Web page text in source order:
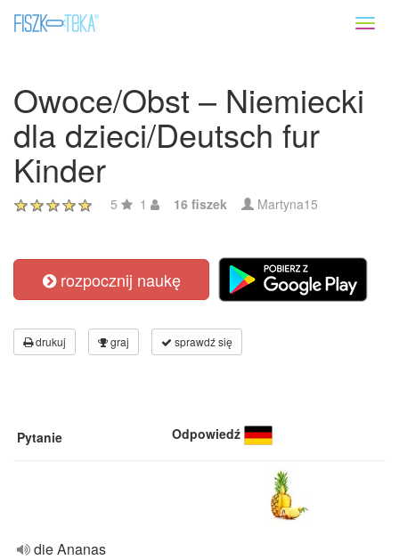
Owoce/Obst – Niemiecki
dla dzieci/Deutsch fur
Kinder
5 1 16 fiszek Martyna15
rozpocznij naukę
drukuj graj sprawdź się
Pytanie Odpowiedź
die Ananas